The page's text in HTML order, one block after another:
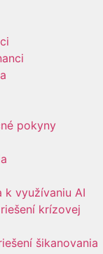
pokyny
k využívaniu AI
krízovej
šikanovania